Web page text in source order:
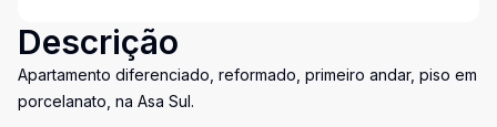
Descrição
Apartamento diferenciado, reformado, primeiro andar, piso em
porcelanato, na Asa Sul.